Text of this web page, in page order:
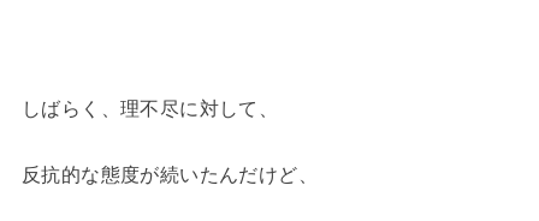
しばらく、理不尽に対して、
反抗的な態度が続いたんだけど、